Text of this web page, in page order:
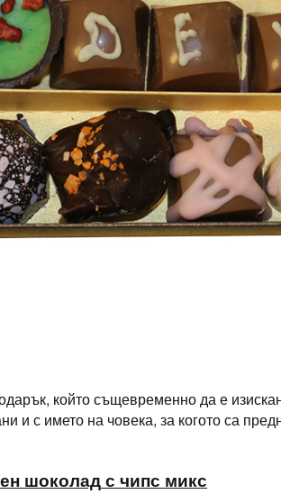
който същевременно да е
и с името на човека, за когото са
шоколадс чипс микс